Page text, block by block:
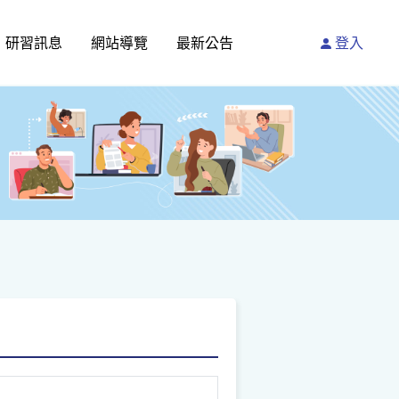
研習訊息 網站導覽 最新公告 登入